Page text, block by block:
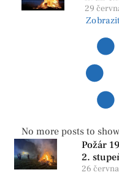
ohňů i
29
No more posts to show
Požár
2.
26